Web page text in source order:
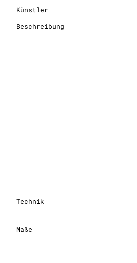
Künstler
Beschreibung
Technik
Maße